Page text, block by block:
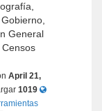
General
April 21,
1019